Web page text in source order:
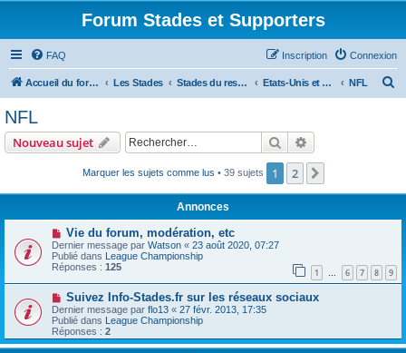
Forum Stades et Supporters
FAQ Connexion
Inscription
Accueil du forum Les Stades Stades du reste du Monde Etats-Unis et Canada NFL
r
NFL
Nouveau sujet Rechercher
Marquer les sujets comme lus • 39 sujets 1 2
Annonces
Vie du forum, modération, etc
Dernier message par Watson « 23 août 2020, 07:27
Publié dans League Championship
Réponses : 125 1 … 6 7 8 9
Suivez Info-Stades.fr sur les réseaux sociaux
Dernier message par flo13 « 27 févr. 2013, 17:35
Publié dans League Championship
Réponses : 2